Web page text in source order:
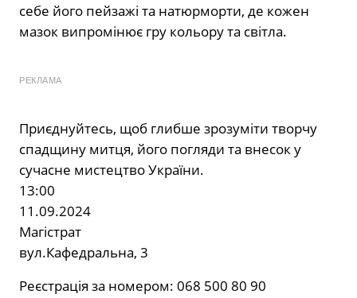
себе його пейзажі та натюрморти, де кожен
мазок випромінює гру кольору та світла.
РЕКЛАМА
Приєднуйтесь, щоб глибше зрозуміти творчу
спадщину митця, його погляди та внесок у
сучасне мистецтво України.
13:00
11.09.2024
Магістрат
вул.Кафедральна, 3
Реєстрація за номером: 068 500 80 90